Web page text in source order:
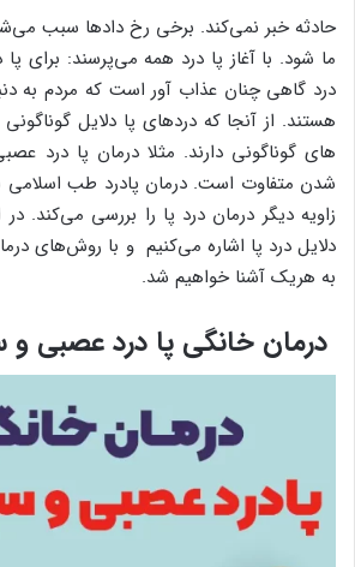
حادثه خبر نمی‌کند. برخی رخ دادها سبب
ما شود. با آغاز پا درد همه می‌پرسند: برای
درد گاهی چنان عذاب آور است که مردم به
هستند. از آنجا که دردهای پا دلایل
های گوناگونی دارند. مثلا درمان پا درد
شدن متفاوت است. درمان پادرد طب اسلامی
زاویه دیگر درمان درد پا را بررسی می‌کند.
دلایل درد پا اشاره می‌کنیم و با روش‌های
به هریک آشنا خواهیم شد.
درمان خانگی پا درد عصبی و